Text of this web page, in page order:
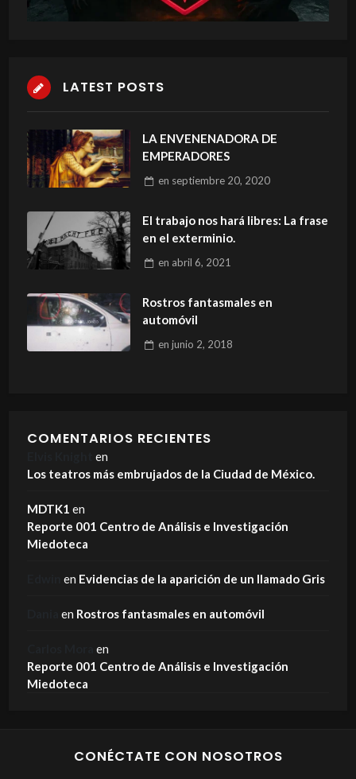
LATEST POSTS
LA ENVENENADORA DE
EMPERADORES
en septiembre 20, 2020
El trabajo nos hará libres: La frase
en el exterminio.
en abril 6, 2021
Rostros fantasmales en
automóvil
en junio 2, 2018
COMENTARIOS RECIENTES
en
Los teatros más embrujados de la Ciudad de México.
MDTK1 en
Reporte 001 Centro de Análisis e Investigación
Miedoteca
en Evidencias de la aparición de un llamado Gris
en Rostros fantasmales en automóvil
en
Reporte 001 Centro de Análisis e Investigación
Miedoteca
CONÉCTATE CON NOSOTROS